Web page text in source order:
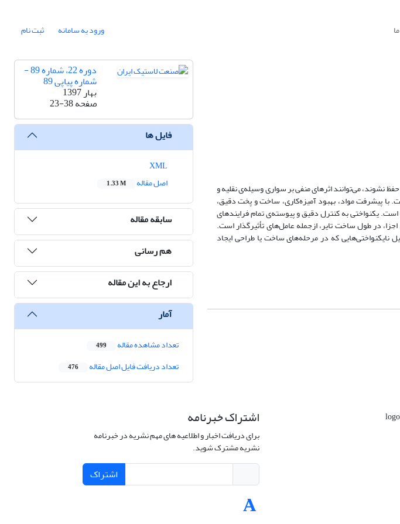
ورود به سامانه ثبت نام
نشوند، می‌‌‌توانند اثر‌های منفی بر سواری وسیله‌ی نقلیه‌ و
با پیشرفت مواد، بهبود آمیزه‌کاری، ساخت و پخت دقیق،
یکنواختی به کنترل دقیق و پیوسته‌ی تمام فرایند‌های
در طول ساخت تایر، ازجمله‌ عامل‌‌های تأثیرگذار است.
نایکنواختی‌‌‌‌هایی که‌ در مرحله‌‌های ساخت یا طراحی ایجاد
دوره 22، شماره 89 -
شماره پیاپی 89
بهار 1397
صفحه23-38
فایل ها
اصل مقاله
1.33 M
سابقه مقاله
هم رسانی
ارجاع به این مقاله
آمار
تعداد مشاهده مقاله 499
تعداد دریافت فایل اصل مقاله 476
اشتراک خبرنامه
برای دریافت اخبار و اطلاعیه های مهم نشریه در خبرنامه
نشریه مشترک شوید.
اشتراک